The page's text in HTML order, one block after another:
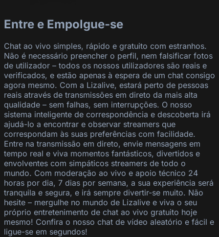
Entre e Empolgue-se
Chat ao vivo simples, rápido e gratuito com estranhos.
Não é necessário preencher o perfil, nem falsificar fotos
de utilizador – todos os nossos utilizadores são reais e
verificados, e estão apenas à espera de um chat consigo
agora mesmo. Com a Lizalive, estará perto de pessoas
reais através de transmissões em direto da mais alta
qualidade – sem falhas, sem interrupções. O nosso
sistema inteligente de correspondência e descoberta irá
ajudá-lo a encontrar e observar streamers que
correspondam às suas preferências com facilidade.
Entre na transmissão em direto, envie mensagens em
tempo real e viva momentos fantásticos, divertidos e
envolventes com simpáticos streamers de todo o
mundo. Com moderação ao vivo e apoio técnico 24
horas por dia, 7 dias por semana, a sua experiência será
tranquila e segura, e irá sempre divertir-se muito. Não
hesite – mergulhe no mundo de Lizalive e viva o seu
próprio entretenimento de chat ao vivo gratuito hoje
mesmo! Confira o nosso chat de vídeo aleatório e fácil e
ligue-se em segundos!